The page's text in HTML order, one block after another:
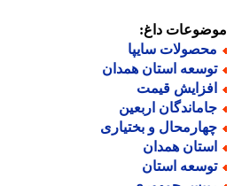
داغ:
سایپا
استان همدان
قیمت
اربعین
و بختیاری
همدان
استان